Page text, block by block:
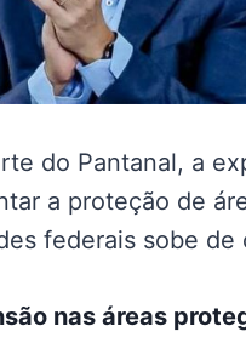
do Pantanal, a
a proteção de
federais sobe de
nas áreas